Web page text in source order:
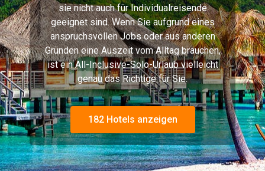
sie nicht auch für Individualreisende
geeignet sind. Wenn Sie aufgrund eines
anspruchsvollen Jobs oder aus anderen
Gründen eine Auszeit vom Alltag brauchen,
ist ein All-Inclusive-Solo-Urlaub vielleicht
genau das Richtige für Sie.
182 Hotels anzeigen